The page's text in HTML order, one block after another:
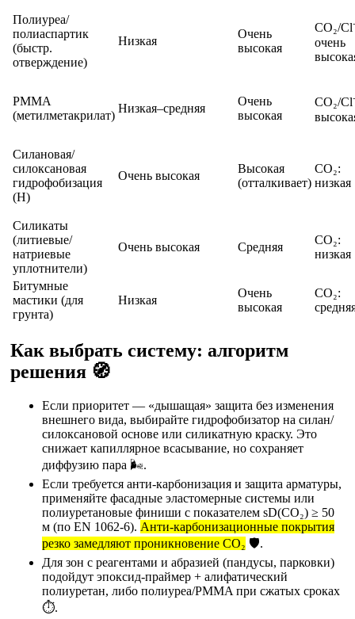
Полиуреа/
полиаспартик
(быстр.
отверждение)
Низкая
Очень
высокая
CO₂/
очень
PMMA
(метилметакрилат)
Низкая–средняя
Очень
высокая
CO₂/
Силановая/
силоксановая
гидрофобизация
(H)
Очень высокая
Высокая
(отталкивает)
CO₂:
низкая
Силикаты
(литиевые/
натриевые
уплотнители)
Очень высокая Средняя
CO₂:
низкая
Битумные
мастики (для
грунта)
Низкая
Очень
высокая
CO₂:
Как выбрать систему: алгоритм
решения 🧭
Если приоритет — «дышащая» защита без изменения
внешнего вида, выбирайте гидрофобизатор на силан/
силоксановой основе или силикатную краску. Это
снижает капиллярное всасывание, но сохраняет
диффузию пара 🌬️.
Если требуется анти-карбонизация и защита арматуры,
применяйте фасадные эластомерные системы или
полиуретановые финиши с показателем sD(CO₂) ≥ 50
м (по EN 1062-6). Анти-карбонизационные покрытия
резко замедляют проникновение CO₂ 🛡️.
Для зон с реагентами и абразией (пандусы, парковки)
подойдут эпоксид-праймер + алифатический
полиуретан, либо полиуреа/PMMA при сжатых сроках
⏱️.